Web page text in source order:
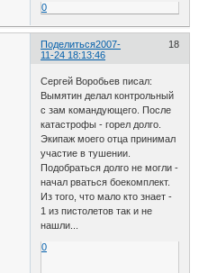
0
Поделиться 18
2007-
11-24 18:13:46
Сергей Воробьев писал:
Вымятин делал контрольный
с зам командующего. После
катастрофы - горел долго.
Экипаж моего отца принимал
участие в тушении.
Подобраться долго не могли -
начал рваться боекомплект.
Из того, что мало кто знает -
1 из пистолетов так и не
нашли...
0